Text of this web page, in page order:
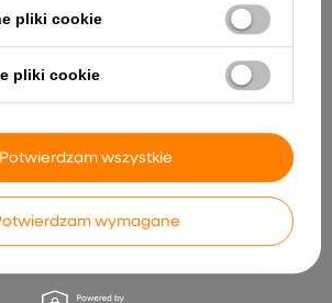
REX 3-fazowy (niskonapięciowy)
6 019,99 zł
pliki cookie
pliki cookie
wymagane
Potwierdzam wszystkie